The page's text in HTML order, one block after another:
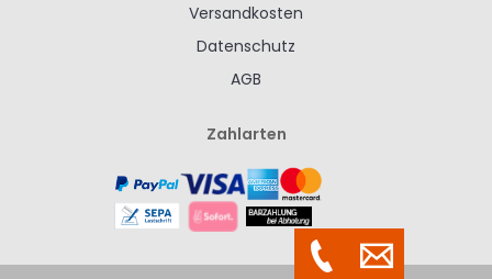
Versandkosten
Datenschutz
AGB
Zahlarten